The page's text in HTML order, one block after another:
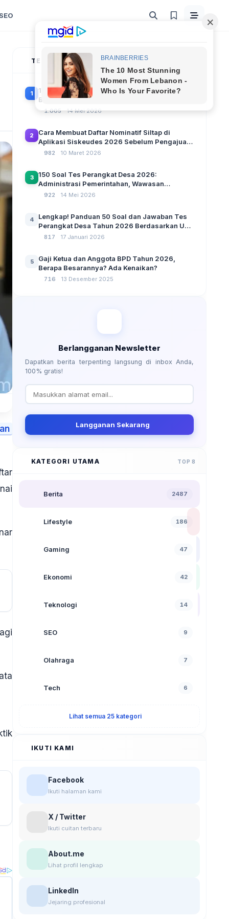
TERPOPULER
1
100 Soal Tes Perangkat Desa Terbaru 2026
Beserta Kunci Jawaban: Latihan CAT Berbasis
1.005 14 Mei 2026
2
Cara Membuat Daftar Nominatif Siltap di
Aplikasi Siskeudes 2026 Sebelum Pengajuan
SPP Pencairan Dana Desa
982 10 Maret 2026
3
150 Soal Tes Perangkat Desa 2026:
Administrasi Pemerintahan, Wawasan
Kebangsaan, dan Komputer Beserta Jawaban
922 14 Mei 2026
4
Lengkap! Panduan 50 Soal dan Jawaban Tes
Perangkat Desa Tahun 2026 Berdasarkan UU
No 3 Tahun 2024
817 17 Januari 2026
5
Gaji Ketua dan Anggota BPD Tahun 2026,
Berapa Besarannya? Ada Kenaikan?
716 13 Desember 2025
Berlangganan Newsletter
Dapatkan berita terpenting langsung di inbox Anda,
100% gratis!
Langganan Sekarang
KATEGORI UTAMA TOP 8
Berita 2487
Lifestyle 186
Gaming 47
Ekonomi 42
Teknologi 14
SEO 9
Olahraga 7
Tech 6
Lihat semua 25 kategori
IKUTI KAMI
Facebook
Ikuti halaman kami
X / Twitter
Ikuti cuitan terbaru
About.me
Lihat profil lengkap
LinkedIn
Jejaring profesional